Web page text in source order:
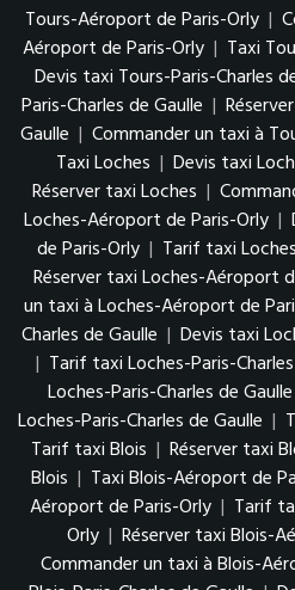
Tours-Aéroport de Paris-Orly |
Aéroport de Paris-Orly | Taxi
Devis taxi Tours-Paris-Charles
Paris-Charles de Gaulle |
Gaulle | Commander un taxi à
Taxi Loches | Devis taxi
Réserver taxi Loches |
Loches-Aéroport de Paris-Orly |
de Paris-Orly | Tarif taxi
Réserver taxi Loches-Aéroport
un taxi à Loches-Aéroport de
Charles de Gaulle | Devis taxi
| Tarif taxi Loches-Paris-
Loches-Paris-Charles de Gaulle
Loches-Paris-Charles de Gaulle |
Tarif taxi Blois | Réserver taxi
Blois | Taxi Blois-Aéroport de
Aéroport de Paris-Orly | Tarif
Orly | Réserver taxi Blois-
Commander un taxi à Blois-